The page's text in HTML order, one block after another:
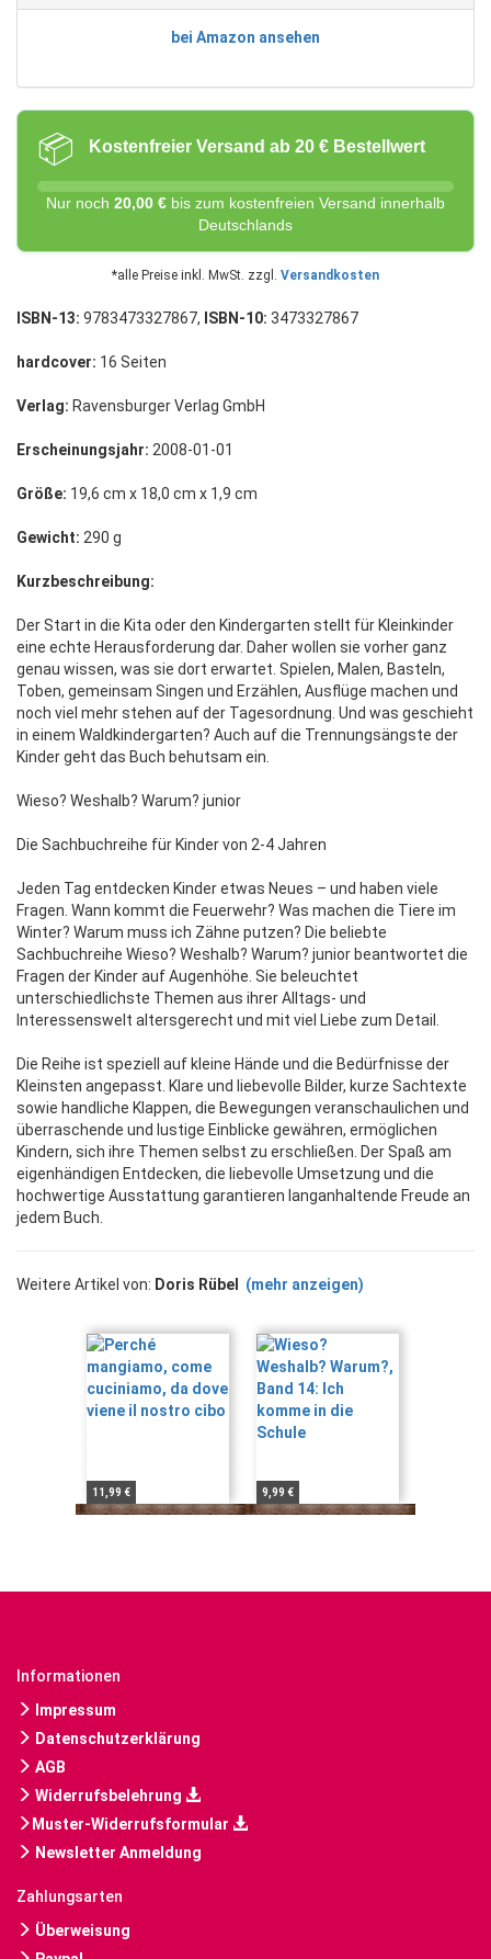
bei Amazon ansehen
📦 Kostenfreier Versand ab 20 € Bestellwert
Nur noch 20,00 € bis zum kostenfreien Versand innerhalb
Deutschlands
*alle Preise inkl. MwSt. zzgl. Versandkosten
ISBN-13: 9783473327867, ISBN-10: 3473327867
hardcover: 16 Seiten
Verlag: Ravensburger Verlag GmbH
Erscheinungsjahr: 2008-01-01
Größe: 19,6 cm x 18,0 cm x 1,9 cm
Gewicht: 290 g
Kurzbeschreibung:
Der Start in die Kita oder den Kindergarten stellt für Kleinkinder
eine echte Herausforderung dar. Daher wollen sie vorher ganz
genau wissen, was sie dort erwartet. Spielen, Malen, Basteln,
Toben, gemeinsam Singen und Erzählen, Ausflüge machen und
noch viel mehr stehen auf der Tagesordnung. Und was geschieht
in einem Waldkindergarten? Auch auf die Trennungsängste der
Kinder geht das Buch behutsam ein.
Wieso? Weshalb? Warum? junior
Die Sachbuchreihe für Kinder von 2-4 Jahren
Jeden Tag entdecken Kinder etwas Neues – und haben viele
Fragen. Wann kommt die Feuerwehr? Was machen die Tiere im
Winter? Warum muss ich Zähne putzen? Die beliebte
Sachbuchreihe Wieso? Weshalb? Warum? junior beantwortet die
Fragen der Kinder auf Augenhöhe. Sie beleuchtet
unterschiedlichste Themen aus ihrer Alltags- und
Interessenswelt altersgerecht und mit viel Liebe zum Detail.
Die Reihe ist speziell auf kleine Hände und die Bedürfnisse der
Kleinsten angepasst. Klare und liebevolle Bilder, kurze Sachtexte
sowie handliche Klappen, die Bewegungen veranschaulichen und
überraschende und lustige Einblicke gewähren, ermöglichen
Kindern, sich ihre Themen selbst zu erschließen. Der Spaß am
eigenhändigen Entdecken, die liebevolle Umsetzung und die
hochwertige Ausstattung garantieren langanhaltende Freude an
jedem Buch.
Weitere Artikel von: Doris Rübel (mehr anzeigen)
11,99 € 9,99 €
Informationen
Impressum
Datenschutzerklärung
AGB
Widerrufsbelehrung
Muster-Widerrufsformular
Newsletter Anmeldung
Zahlungsarten
Überweisung